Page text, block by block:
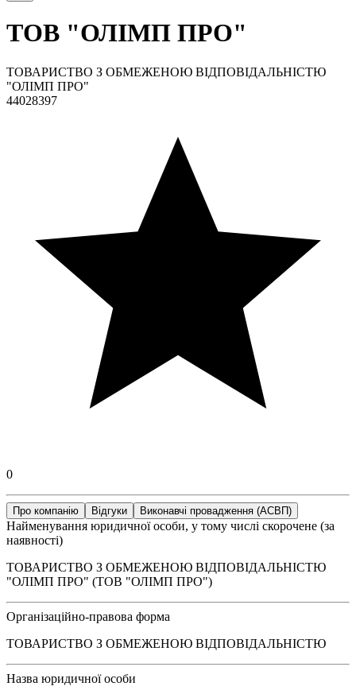
ТОВ "ОЛІМП ПРО"
ТОВАРИСТВО З ОБМЕЖЕНОЮ ВІДПОВІДАЛЬНІСТЮ
"ОЛІМП ПРО"
44028397
0
Про компанію Відгуки Виконавчі провадження (АСВП)
Найменування юридичної особи, у тому числі скорочене (за
наявності)
ТОВАРИСТВО З ОБМЕЖЕНОЮ ВІДПОВІДАЛЬНІСТЮ
"ОЛІМП ПРО" (ТОВ "ОЛІМП ПРО")
Організаційно-правова форма
ТОВАРИСТВО З ОБМЕЖЕНОЮ ВІДПОВІДАЛЬНІСТЮ
Назва юридичної особи